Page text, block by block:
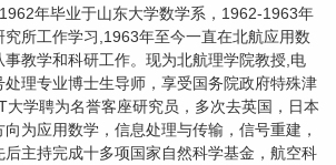
年毕业于山东大学数学系，1962-1963年
所工作学习,1963年至今一直在北航应用数
教学和科研工作。现为北航理学院教授,电
理专业博士生导师，享受国务院政府特殊津
大学聘为名誉客座研究员，多次去英国，日本
为应用数学，信息处理与传输，信号重建，
后主持完成十多项国家自然科学基金，航空科